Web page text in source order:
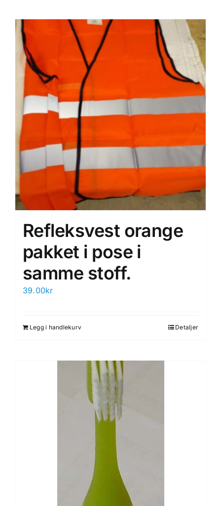
Refleksvest orange
pakket i pose i
samme stoff.
39.00kr
Legg i handlekurv Detaljer